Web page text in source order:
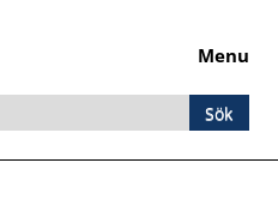
Menu